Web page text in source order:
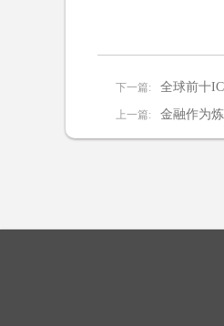
下一篇: 全球前十
上一篇: 金融作为